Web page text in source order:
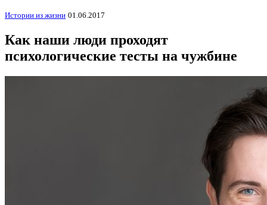
Истории из жизни 01.06.2017
Как наши люди проходят
психологические тесты на чужбине